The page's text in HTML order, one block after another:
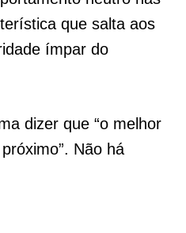
que salta aos
ímpar do
dizer que “o melhor
Não há